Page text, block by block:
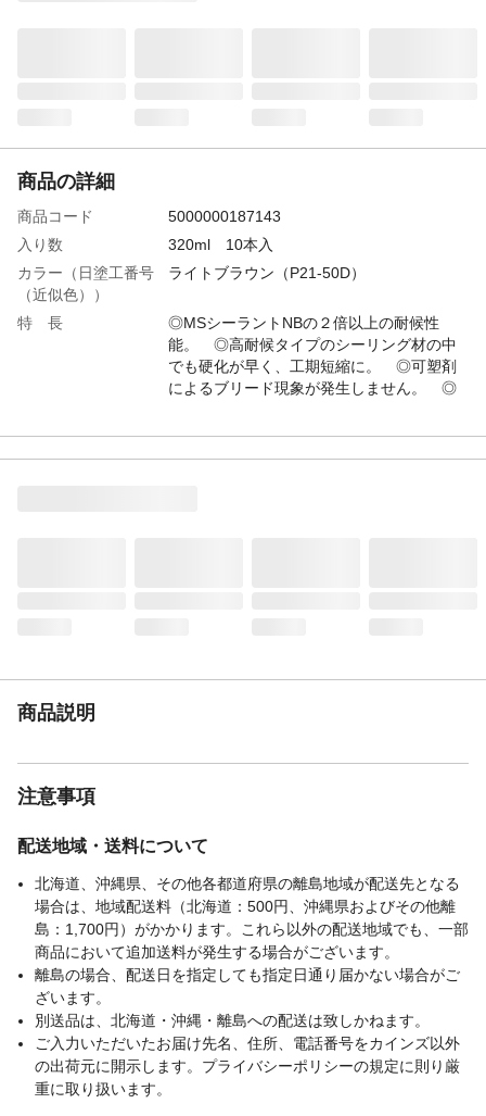
商品の詳細
商品コード
5000000187143
入り数
320ml 10本入
カラー（日塗工番号
（近似色））
ライトブラウン（P21-50D）
特 長
◎MSシーラントNBの２倍以上の耐候性
能。 ◎高耐候タイプのシーリング材の中
でも硬化が早く、工期短縮に。 ◎可塑剤
によるブリード現象が発生しません。 ◎
商品説明
注意事項
配送地域・送料について
北海道、沖縄県、その他各都道府県の離島地域が配送先となる
場合は、地域配送料（北海道：500円、沖縄県およびその他離
島：1,700円）がかかります。これら以外の配送地域でも、一部
商品において追加送料が発生する場合がございます。
離島の場合、配送日を指定しても指定日通り届かない場合がご
ざいます。
別送品は、北海道・沖縄・離島への配送は致しかねます。
ご入力いただいたお届け先名、住所、電話番号をカインズ以外
の出荷元に開示します。プライバシーポリシーの規定に則り厳
重に取り扱います。